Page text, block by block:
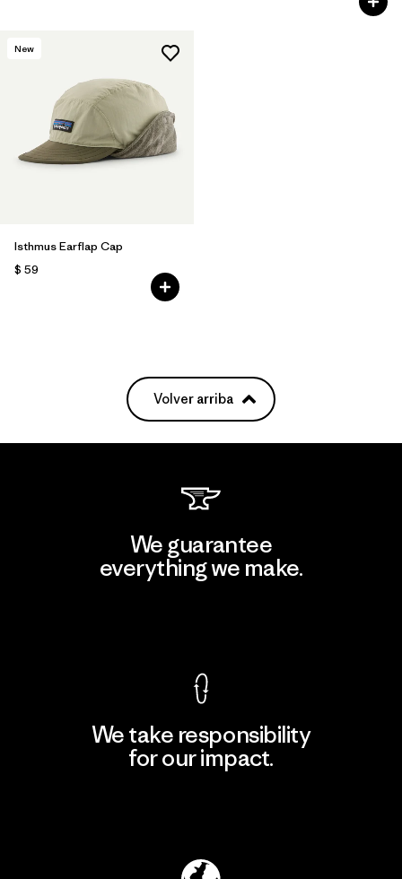
New
Isthmus Earflap Cap
$ 59
Volver arriba
We guarantee
everything we make.
We take responsibility
for our impact.